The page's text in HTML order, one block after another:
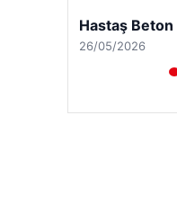
Enes Kaplan
28/04/2026